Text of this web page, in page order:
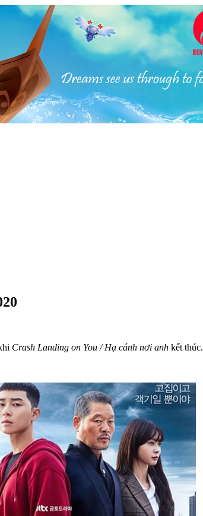
Crash Landing on You / Hạ cánh nơi anh kết thúc.